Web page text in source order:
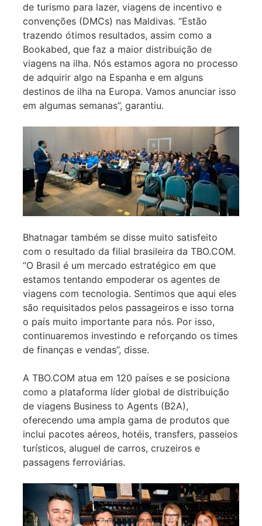
de turismo para lazer, viagens de incentivo e
convenções (DMCs) nas Maldivas. “Estão
trazendo ótimos resultados, assim como a
Bookabed, que faz a maior distribuição de
viagens na ilha. Nós estamos agora no processo
de adquirir algo na Espanha e em alguns
destinos de ilha na Europa. Vamos anunciar isso
em algumas semanas”, garantiu.
Bhatnagar também se disse muito satisfeito
com o resultado da filial brasileira da TBO.COM.
“O Brasil é um mercado estratégico em que
estamos tentando empoderar os agentes de
viagens com tecnologia. Sentimos que aqui eles
são requisitados pelos passageiros e isso torna
o país muito importante para nós. Por isso,
continuaremos investindo e reforçando os times
de finanças e vendas”, disse.
A TBO.COM atua em 120 países e se posiciona
como a plataforma líder global de distribuição
de viagens Business to Agents (B2A),
oferecendo uma ampla gama de produtos que
inclui pacotes aéreos, hotéis, transfers, passeios
turísticos, aluguel de carros, cruzeiros e
passagens ferroviárias.